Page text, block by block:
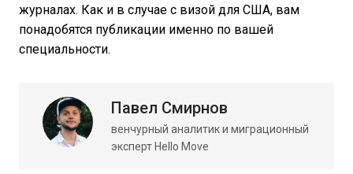
журналах. Как и в случае с визой для США, вам
понадобятся публикации именно по вашей
специальности.
Павел Смирнов
венчурный аналитик и миграционный
эксперт Hello Move